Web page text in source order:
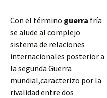
Con el término guerra fría
se alude al complejo
sistema de relaciones
internacionales posterior a
la segunda Guerra
mundial,caracterizo por la
rivalidad entre dos